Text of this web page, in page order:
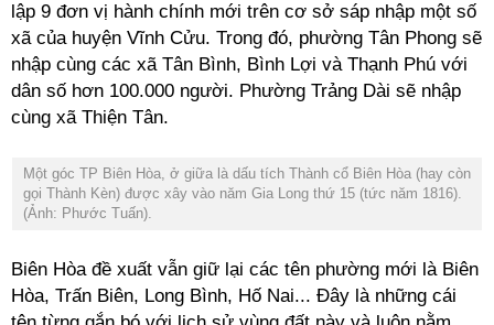
lập 9 đơn vị hành chính mới trên cơ sở sáp nhập một số
xã của huyện Vĩnh Cửu. Trong đó, phường Tân Phong sẽ
nhập cùng các xã Tân Bình, Bình Lợi và Thạnh Phú với
dân số hơn 100.000 người. Phường Trảng Dài sẽ nhập
cùng xã Thiện Tân.
Một góc TP Biên Hòa, ở giữa là dấu tích Thành cổ Biên Hòa (hay còn
gọi Thành Kèn) được xây vào năm Gia Long thứ 15 (tức năm 1816).
(Ảnh: Phước Tuấn).
Biên Hòa đề xuất vẫn giữ lại các tên phường mới là Biên
Hòa, Trấn Biên, Long Bình, Hố Nai... Đây là những cái